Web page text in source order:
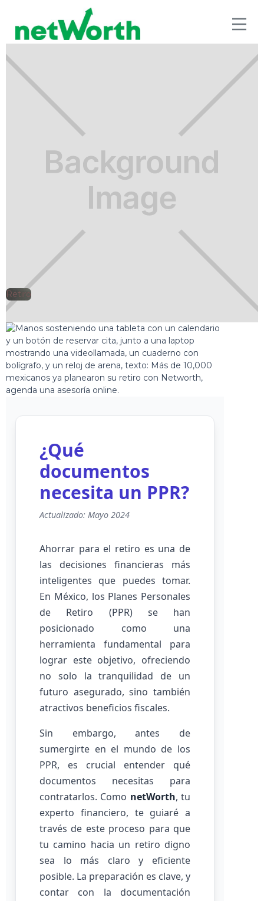
Retiro
¿Qué
documentos
necesita un PPR?
Actualizado: Mayo 2024
Ahorrar para el retiro es una de
las decisiones financieras más
inteligentes que puedes tomar.
En México, los Planes Personales
de Retiro (PPR) se han
posicionado como una
herramienta fundamental para
lograr este objetivo, ofreciendo
no solo la tranquilidad de un
futuro asegurado, sino también
atractivos beneficios fiscales.
Sin embargo, antes de
sumergirte en el mundo de los
PPR, es crucial entender qué
documentos necesitas para
contratarlos. Como netWorth, tu
experto financiero, te guiaré a
través de este proceso para que
tu camino hacia un retiro digno
sea lo más claro y eficiente
posible. La preparación es clave, y
contar con la documentación